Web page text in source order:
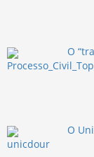
O
O